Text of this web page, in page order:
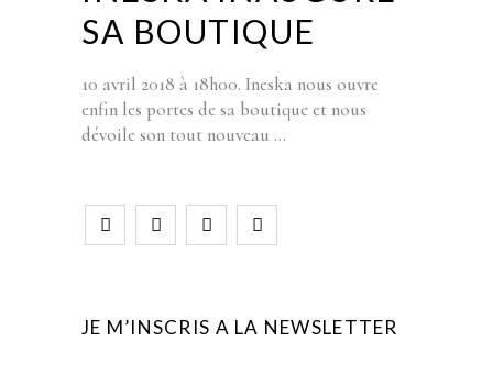
SA BOUTIQUE
10 avril 2018 à 18h00. Ineska nous ouvre
enfin les portes de sa boutique et nous
dévoile son tout nouveau
JE M’INSCRIS A LA NEWSLETTER